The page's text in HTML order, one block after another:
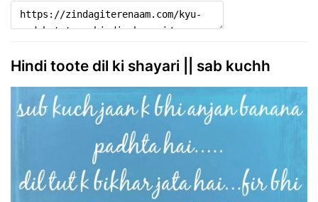
Hindi toote dil ki shayari || sab kuchh